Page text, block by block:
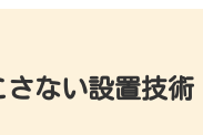
さない設置技術